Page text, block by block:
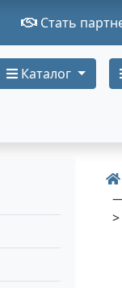
Стать
Каталог